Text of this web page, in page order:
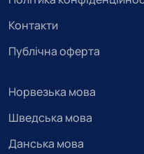
Контакти
Публічна оферта
Норвезька мова
Шведська мова
Данська мова